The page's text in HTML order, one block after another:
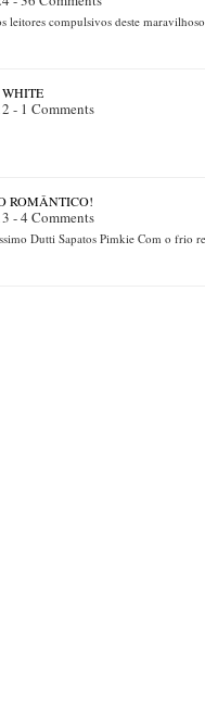
leitores compulsivos deste
- 1 Comments
ROMÂNTICO!
- 4 Comments
Dutti Sapatos Pimkie Com o frio